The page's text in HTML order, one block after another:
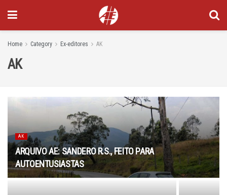
Home Category Ex-editores AK
AK
AK
ARQUIVO AE: SANDERO R.S., FEITO PARA
AUTOENTUSIASTAS